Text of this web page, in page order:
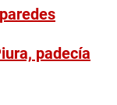
padecía